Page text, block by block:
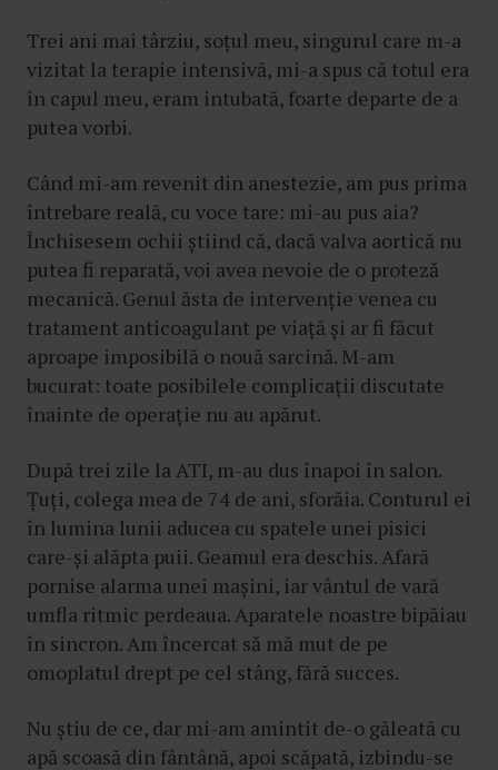
Trei ani mai târziu, soțul meu, singurul care m-a
vizitat la terapie intensivă, mi-a spus că totul era
în capul meu, eram intubată, foarte departe de a
putea vorbi.
Când mi-am revenit din anestezie, am pus prima
întrebare reală, cu voce tare: mi-au pus aia?
Închisesem ochii știind că, dacă valva aortică nu
putea fi reparată, voi avea nevoie de o proteză
mecanică. Genul ăsta de intervenție venea cu
tratament anticoagulant pe viață și ar fi făcut
aproape imposibilă o nouă sarcină. M-am
bucurat: toate posibilele complicații discutate
înainte de operație nu au apărut.
După trei zile la ATI, m-au dus înapoi în salon.
Țuți, colega mea de 74 de ani, sforăia. Conturul ei
în lumina lunii aducea cu spatele unei pisici
care-și alăpta puii. Geamul era deschis. Afară
pornise alarma unei mașini, iar vântul de vară
umfla ritmic perdeaua. Aparatele noastre bipăiau
în sincron. Am încercat să mă mut de pe
omoplatul drept pe cel stâng, fără succes.
Nu știu de ce, dar mi-am amintit de-o găleată cu
apă scoasă din fântână, apoi scăpată, izbindu-se